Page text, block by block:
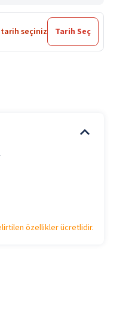
seçiniz Tarih Seç
özellikler ücretlidir.